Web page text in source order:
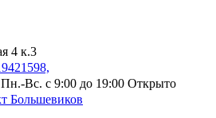
4 к.3
Пн.-Вс. с 9:00 до 19:00 Открыто
Большевиков